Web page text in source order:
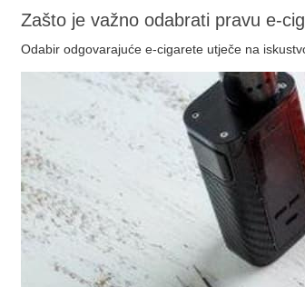
Zašto je važno odabrati pravu e-
Odabir odgovarajuće e-cigarete utječe na